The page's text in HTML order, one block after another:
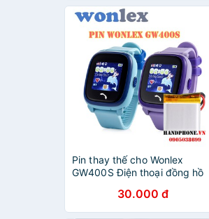
Pin thay thế cho Wonlex
GW400S Điện thoại đồng hồ
30.000 đ